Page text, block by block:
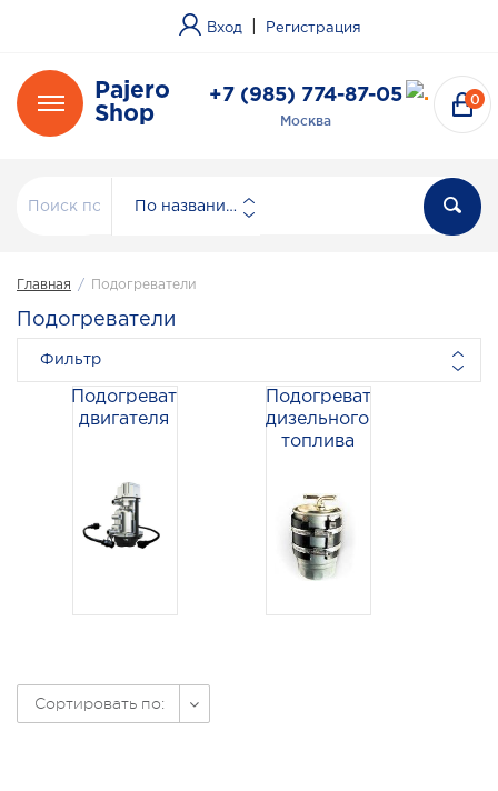
Вход Регистрация
Pajero
Shop
+7 (985) 774-87-05
Москва
0
По названию
Фильтр
Главная / Подогреватели
Подогреватели
Подогреватели
двигателя
Подогреватели
дизельного
топлива
Сортировать по: